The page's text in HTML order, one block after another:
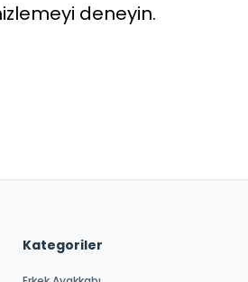
deneyin.
Kategoriler